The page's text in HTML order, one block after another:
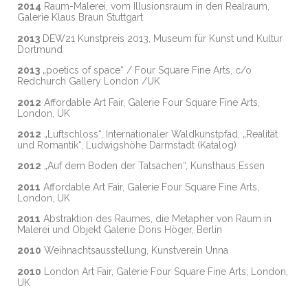
2014 Raum-Malerei, vom Illusionsraum in den Realraum,
Galerie Klaus Braun Stuttgart
2013 DEW21 Kunstpreis 2013, Museum für Kunst und Kultur
Dortmund
2013 „poetics of space“ / Four Square Fine Arts, c/o
Redchurch Gallery London /UK
2012 Affordable Art Fair, Galerie Four Square Fine Arts,
London, UK
2012 „Luftschloss“, Internationaler Waldkunstpfad, „Realität
und Romantik“, Ludwigshöhe Darmstadt (Katalog)
2012 „Auf dem Boden der Tatsachen“, Kunsthaus Essen
2011 Affordable Art Fair, Galerie Four Square Fine Arts,
London, UK
2011 Abstraktion des Raumes, die Metapher von Raum in
Malerei und Objekt Galerie Doris Höger, Berlin
2010 Weihnachtsausstellung, Kunstverein Unna
2010 London Art Fair, Galerie Four Square Fine Arts, London,
UK